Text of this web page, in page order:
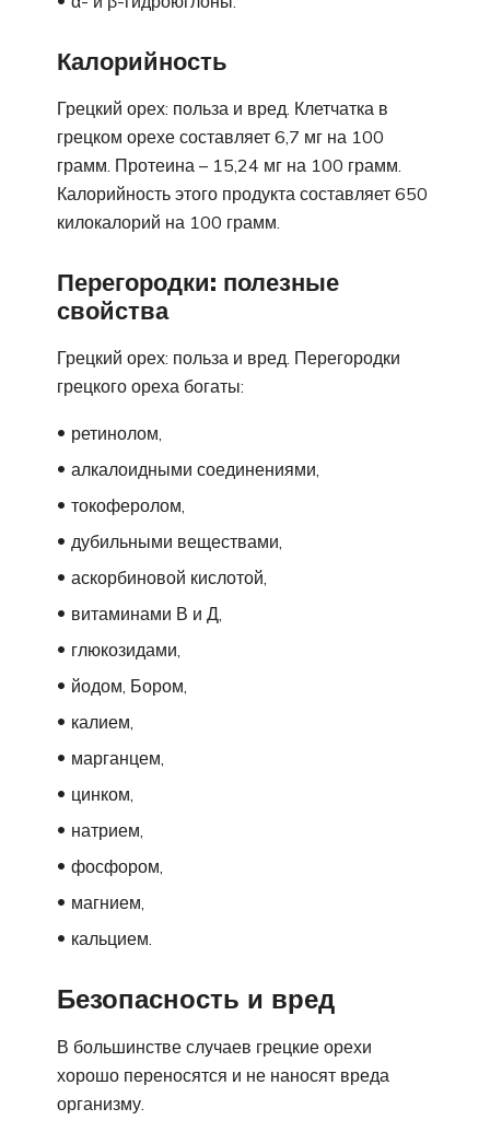
Калорийность
Грецкий орех: польза и вред. Клетчатка в
грецком орехе составляет 6,7 мг на 100
грамм. Протеина – 15,24 мг на 100 грамм.
Калорийность этого продукта составляет 650
килокалорий на 100 грамм.
Перегородки: полезные
свойства
Грецкий орех: польза и вред. Перегородки
грецкого ореха богаты:
ретинолом,
алкалоидными соединениями,
токоферолом,
дубильными веществами,
аскорбиновой кислотой,
витаминами В и Д,
глюкозидами,
йодом, Бором,
калием,
марганцем,
цинком,
натрием,
фосфором,
магнием,
кальцием.
Безопасность и вред
В большинстве случаев грецкие орехи
хорошо переносятся и не наносят вреда
организму.